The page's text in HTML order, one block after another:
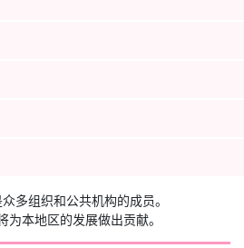
多组织和公共机构的成员。
为本地区的发展做出贡献。